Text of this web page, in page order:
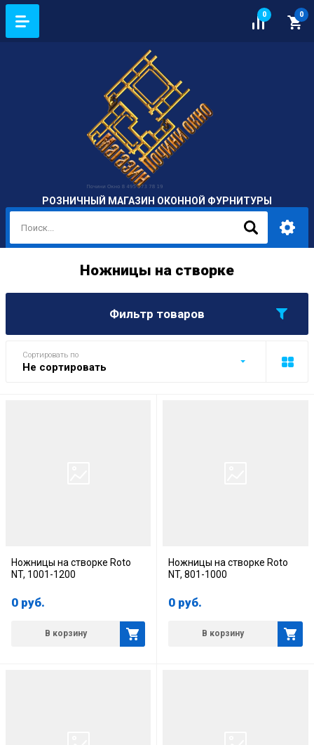
0 0
РОЗНИЧНЫЙ МАГАЗИН ОКОННОЙ ФУРНИТУРЫ
Ножницы на створке
Фильтр товаров
Сортировать по
Не сортировать
Ножницы на створке Roto
NT, 1001-1200
0 руб.
В корзину
Ножницы на створке Roto
NT, 801-1000
0 руб.
В корзину